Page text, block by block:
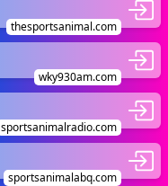
thesportsanimal.com
wky930am.com
sportsanimalradio.com
sportsanimalabq.com